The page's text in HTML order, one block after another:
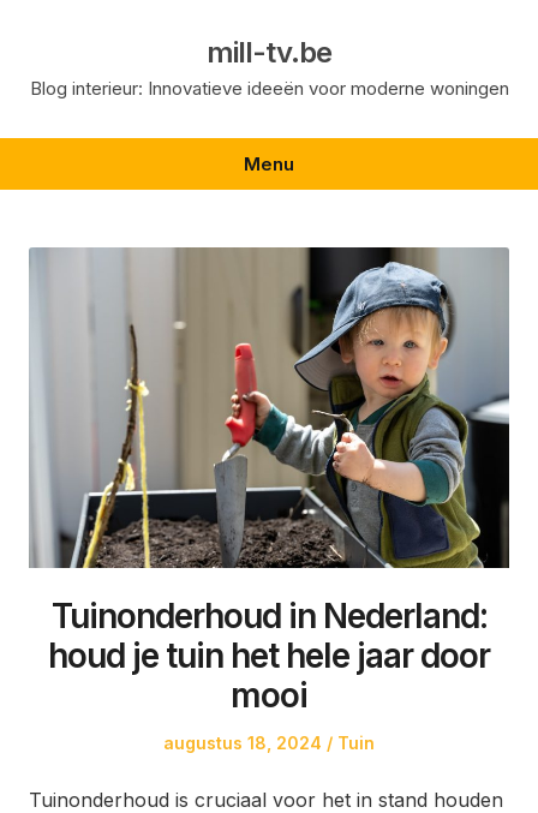
content
mill-tv.be
Blog interieur: Innovatieve ideeën voor moderne woningen
Menu
Tuinonderhoud in Nederland:
houd je tuin het hele jaar door
mooi
Posted
augustus 18, 2024
Posted
Tuin
Tuinonderhoud is cruciaal voor het in stand houden